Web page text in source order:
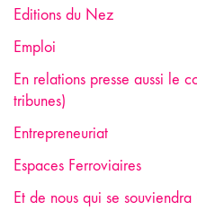
Editions du Nez
Emploi
En relations presse aussi le
tribunes)
Entrepreneuriat
Espaces Ferroviaires
Et de nous qui se souviendra